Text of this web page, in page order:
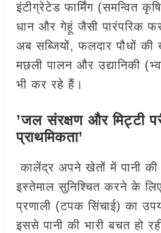
इंटीग्रेटेड फार्मिंग (समन्वित
धान और गेहूं जैसी पारंपरिक
अब सब्जियों, फलदार पौधों
मछली पालन और उद्यानिकी
भी कर रहे हैं।
’जल संरक्षण और मिट्टी
प्राथमिकता’
कालेंद्र अपने खेतों में पानी
इस्तेमाल सुनिश्चित करने के
प्रणाली (टपक सिंचाई) का
इससे पानी की भारी बचत हो